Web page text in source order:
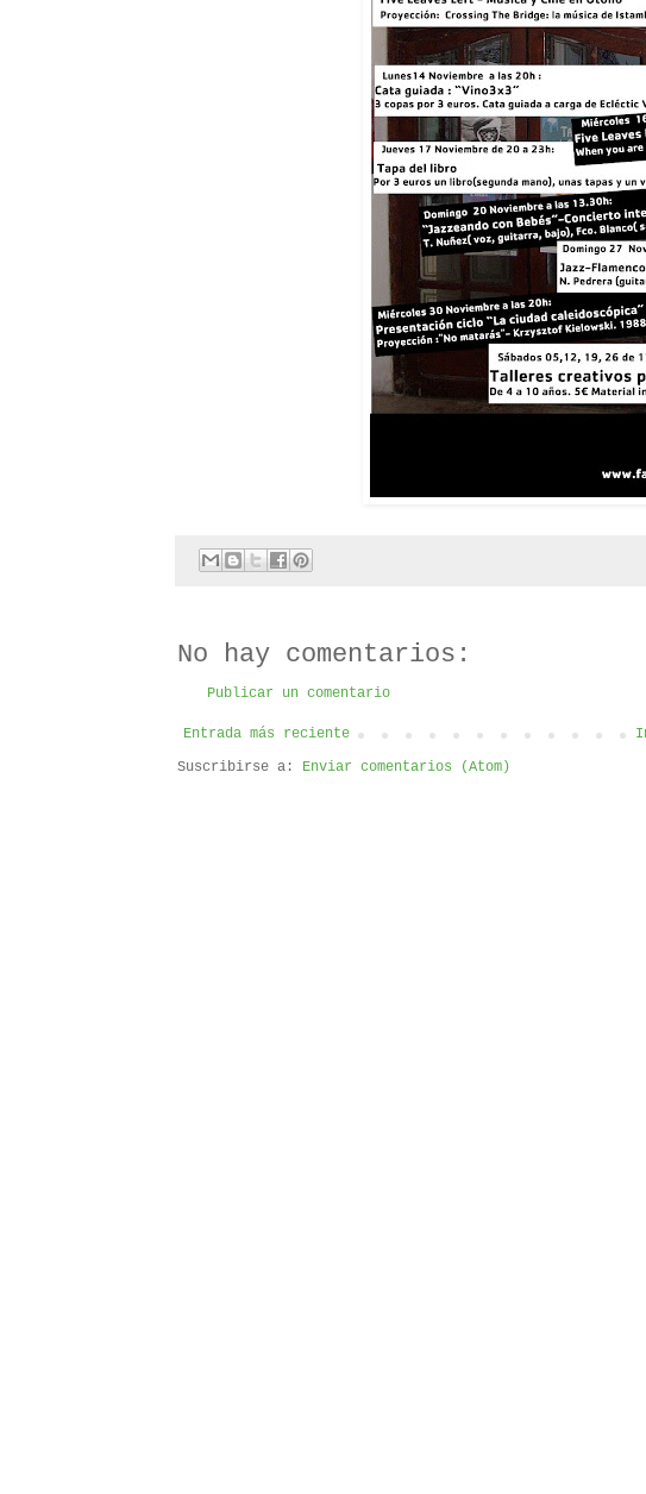
No hay comentarios:
Publicar un comentario
Entrada más reciente
Suscribirse a: Enviar comentarios (Atom)